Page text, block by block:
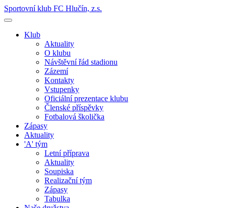
Sportovní klub FC Hlučín, z.s.
Klub
Aktuality
O klubu
Návštěvní řád stadionu
Zázemí
Kontakty
Vstupenky
Oficiální prezentace klubu
Členské příspěvky
Fotbalová školička
Zápasy
Aktuality
'A' tým
Letní příprava
Aktuality
Soupiska
Realizační tým
Zápasy
Tabulka